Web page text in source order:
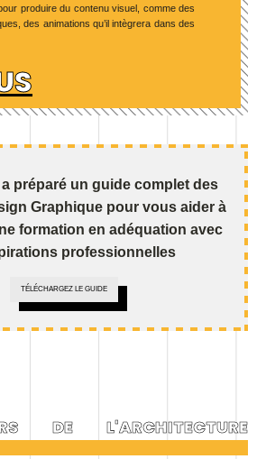
produire du contenu visuel, comme des
des animations qu’il intègrera dans des
préparé un guide complet des
Graphique pour vous aider à
formation en adéquation avec
professionnelles
TÉLÉCHARGEZ LE GUIDE
DE L'ARCHITECTURE